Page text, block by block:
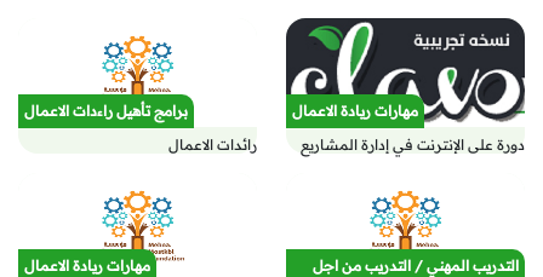
مهارات ريادة الاعمال
دورة على الإنترنت في إدارة المشاريع
برامج تأهيل راءدات الاعمال
رائدات الاعمال
التدريب المهني / التدريب من اجل
مهارات ريادة الاعمال